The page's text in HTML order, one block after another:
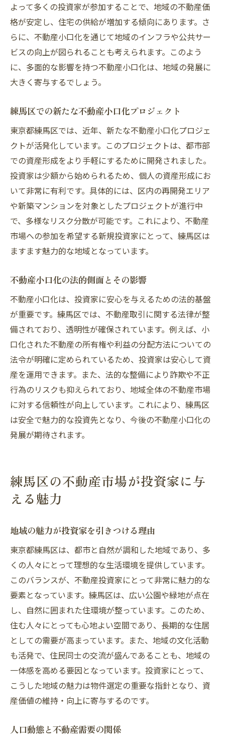
よって多くの投資家が参加することで、地域の不動産価
格が安定し、住宅の供給が増加する傾向にあります。さ
らに、不動産小口化を通じて地域のインフラや公共サー
ビスの向上が図られることも考えられます。このよう
に、多面的な影響を持つ不動産小口化は、地域の発展に
大きく寄与するでしょう。
練馬区での新たな不動産小口化プロジェクト
東京都練馬区では、近年、新たな不動産小口化プロジェ
クトが活発化しています。このプロジェクトは、都市部
での資産形成をより手軽にするために開発されました。
投資家は少額から始められるため、個人の資産形成にお
いて非常に有利です。具体的には、区内の再開発エリア
や新築マンションを対象としたプロジェクトが進行中
で、多様なリスク分散が可能です。これにより、不動産
市場への参加を希望する新規投資家にとって、練馬区は
ますます魅力的な地域となっています。
不動産小口化の法的側面とその影響
不動産小口化は、投資家に安心を与えるための法的基盤
が重要です。練馬区では、不動産取引に関する法律が整
備されており、透明性が確保されています。例えば、小
口化された不動産の所有権や利益の分配方法についての
法令が明確に定められているため、投資家は安心して資
産を運用できます。また、法的な整備により詐欺や不正
行為のリスクも抑えられており、地域全体の不動産市場
に対する信頼性が向上しています。これにより、練馬区
は安全で魅力的な投資先となり、今後の不動産小口化の
発展が期待されます。
練馬区の不動産市場が投資家に与
える魅力
地域の魅力が投資家を引きつける理由
東京都練馬区は、都市と自然が調和した地域であり、多
くの人々にとって理想的な生活環境を提供しています。
このバランスが、不動産投資家にとって非常に魅力的な
要素となっています。練馬区は、広い公園や緑地が点在
し、自然に囲まれた住環境が整っています。このため、
住む人々にとっても心地よい空間であり、長期的な住居
としての需要が高まっています。また、地域の文化活動
も活発で、住民同士の交流が盛んであることも、地域の
一体感を高める要因となっています。投資家にとって、
こうした地域の魅力は物件選定の重要な指針となり、資
産価値の維持・向上に寄与するのです。
人口動態と不動産需要の関係